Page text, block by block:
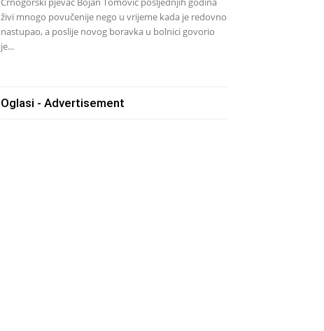
živi mnogo povučenije nego u vrijeme kada je redovno
nastupao, a poslije novog boravka u bolnici govorio
je...
Oglasi - Advertisement